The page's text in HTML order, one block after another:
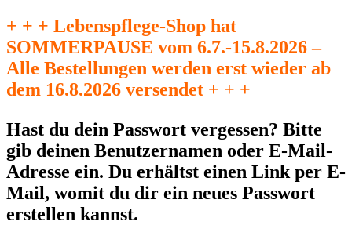
+ + + Lebenspflege-Shop hat
SOMMERPAUSE vom 6.7.-15.8.2026 –
Alle Bestellungen werden erst wieder ab
dem 16.8.2026 versendet + + +
Hast du dein Passwort vergessen? Bitte
gib deinen Benutzernamen oder E-Mail-
Adresse ein. Du erhältst einen Link per E-
Mail, womit du dir ein neues Passwort
erstellen kannst.